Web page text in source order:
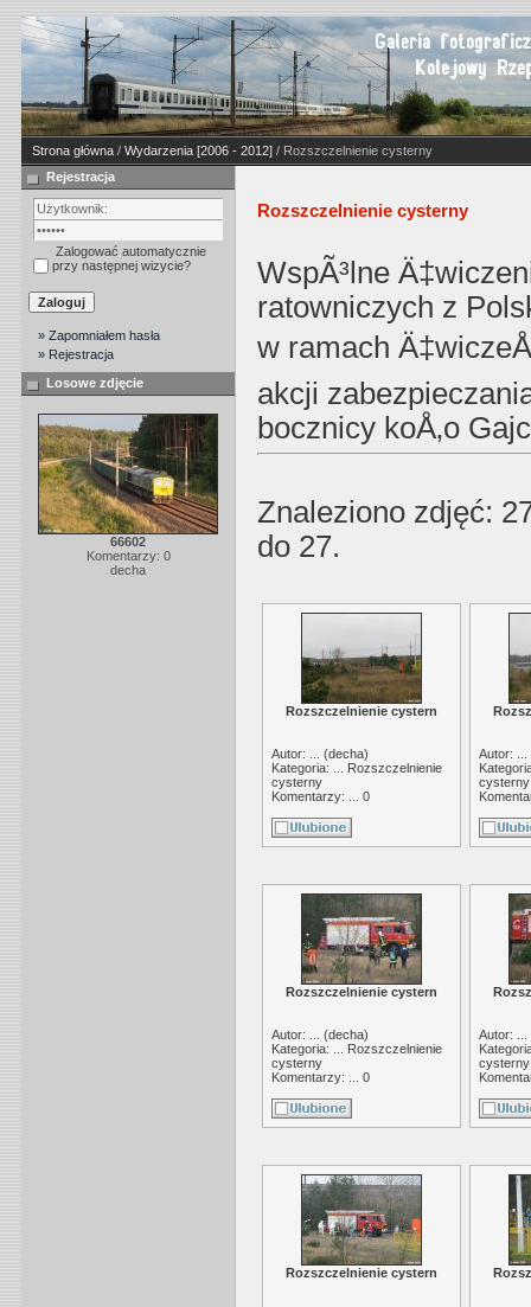
Strona główna / Wydarzenia [2006 - 2012] / Rozszczelnienie cysterny
Rejestracja
Zalogować automatycznie
przy następnej wizycie?
» Zapomniałem hasła
» Rejestracja
Losowe zdjęcie
66602
Komentarzy: 0
decha
Rozszczelnienie cysterny
WspÃ³lne
ratowniczych z
w ramach
akcji
bocznicy koÅ‚o
Znaleziono zdjęć:
do 27.
Rozszczelnienie cystern
Autor: ... (decha)
Kategoria: ... Rozszczelnienie
cysterny
Komentarzy: ... 0
Autor: ...
cysterny
Rozszczelnienie cystern
Autor: ... (decha)
Kategoria: ... Rozszczelnienie
cysterny
Komentarzy: ... 0
Autor: ...
cysterny
Rozszczelnienie cystern